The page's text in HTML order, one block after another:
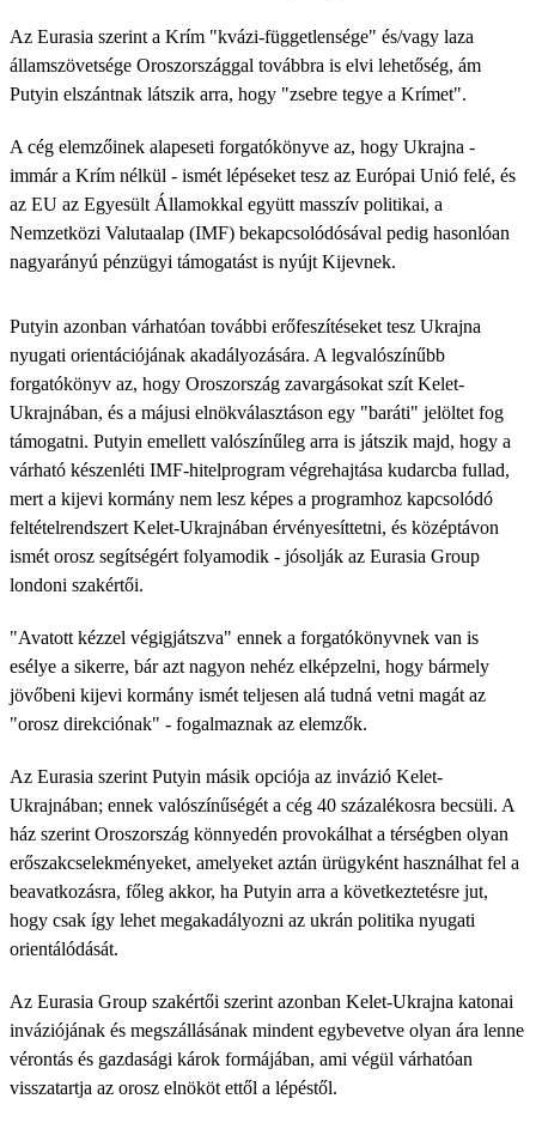
Az Eurasia szerint a Krím "kvázi-függetlensége" és/vagy laza
államszövetsége Oroszországgal továbbra is elvi lehetőség, ám
Putyin elszántnak látszik arra, hogy "zsebre tegye a Krímet".
A cég elemzőinek alapeseti forgatókönyve az, hogy Ukrajna -
immár a Krím nélkül - ismét lépéseket tesz az Európai Unió felé, és
az EU az Egyesült Államokkal együtt masszív politikai, a
Nemzetközi Valutaalap (IMF) bekapcsolódósával pedig hasonlóan
nagyarányú pénzügyi támogatást is nyújt Kijevnek.
Putyin azonban várhatóan további erőfeszítéseket tesz Ukrajna
nyugati orientációjának akadályozására. A legvalószínűbb
forgatókönyv az, hogy Oroszország zavargásokat szít Kelet-
Ukrajnában, és a májusi elnökválasztáson egy "baráti" jelöltet fog
támogatni. Putyin emellett valószínűleg arra is játszik majd, hogy a
várható készenléti IMF-hitelprogram végrehajtása kudarcba fullad,
mert a kijevi kormány nem lesz képes a programhoz kapcsolódó
feltételrendszert Kelet-Ukrajnában érvényesíttetni, és középtávon
ismét orosz segítségért folyamodik - jósolják az Eurasia Group
londoni szakértői.
"Avatott kézzel végigjátszva" ennek a forgatókönyvnek van is
esélye a sikerre, bár azt nagyon nehéz elképzelni, hogy bármely
jövőbeni kijevi kormány ismét teljesen alá tudná vetni magát az
"orosz direkciónak" - fogalmaznak az elemzők.
Az Eurasia szerint Putyin másik opciója az invázió Kelet-
Ukrajnában; ennek valószínűségét a cég 40 százalékosra becsüli. A
ház szerint Oroszország könnyedén provokálhat a térségben olyan
erőszakcselekményeket, amelyeket aztán ürügyként használhat fel a
beavatkozásra, főleg akkor, ha Putyin arra a következtetésre jut,
hogy csak így lehet megakadályozni az ukrán politika nyugati
orientálódását.
Az Eurasia Group szakértői szerint azonban Kelet-Ukrajna katonai
inváziójának és megszállásának mindent egybevetve olyan ára lenne
vérontás és gazdasági károk formájában, ami végül várhatóan
visszatartja az orosz elnököt ettől a lépéstől.